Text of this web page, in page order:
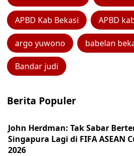
APBD Kab Bekasi APBD
argo yuwono babelan
Bandar judi
Berita Populer
John Herdman: Tak Sabar
Singapura Lagi di FIFA ASEAN
2026